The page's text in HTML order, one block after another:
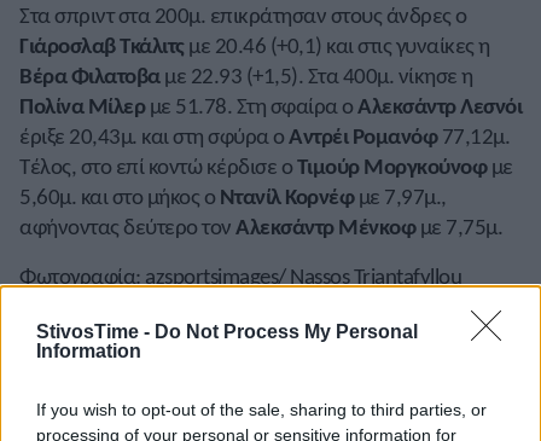
StivosTime - Do Not Process My Personal
Information
If you wish to opt-out of the sale, sharing to third parties, or
processing of your personal or sensitive information for
Στα σπριντ στα 200μ. επικράτησαν στους άνδρες ο
Γιάροσλαβ Τκάλιτςμε 20.46 (+0,1) και στις γυναίκες η
Βέρα Φιλατοβαμε 22.93 (+1,5). Στα 400μ. νίκησε η
Πολίνα Μίλερμε 51.78. Στη σφαίρα οΑλεκσάντρ Λεσνόι
έριξε 20,43μ. και στη σφύρα οΑντρέι Ρομανόφ77,12μ.
Τέλος, στο επί κοντώ κέρδισε οΤιμούρ Μοργκούνοφμε
5,60μ. και στο μήκος ο Ντανίλ Κορνέφμε 7,97μ.,
αφήνοντας δεύτερο τονΑλεκσάντρ Μένκοφμε 7,75μ.
Φωτογραφία: azsportsimages/ Nassos Triantafyllou